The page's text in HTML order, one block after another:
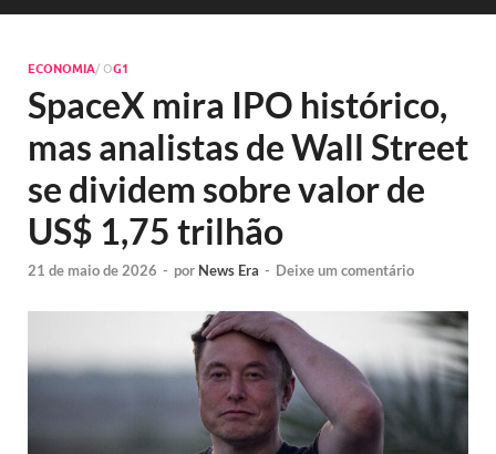
ECONOMIA/ OG1
SpaceX mira IPO histórico,
mas analistas de Wall Street
se dividem sobre valor de
US$ 1,75 trilhão
21 de maio de 2026 - por News Era - Deixe um comentário